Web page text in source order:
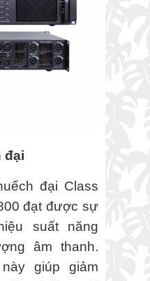
đại
đại Class
đạt được sự
suất năng
âm thanh.
giúp giảm